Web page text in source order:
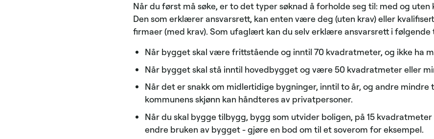
Når du først må søke, er to det typer søknad å forholde seg til: med og uten
Den som erklærer ansvarsrett, kan enten være deg (uten krav) eller
firmaer (med krav). Som ufaglært kan du selv erklære ansvarsrett i følgende
Når bygget skal være frittstående og inntil 70 kvadratmeter, og ikke ha
Når bygget skal stå inntil hovedbygget og være 50 kvadratmeter eller
Når det er snakk om midlertidige bygninger, inntil to år, og andre mindre
kommunens skjønn kan håndteres av privatpersoner.
Når du skal bygge tilbygg, bygg som utvider boligen, på 15
endre bruken av bygget - gjøre en bod om til et soverom for eksempel.